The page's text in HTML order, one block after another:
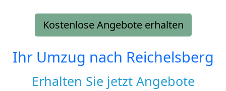
Kostenlose Angebote erhalten
Ihr Umzug nach Reichelsberg
Erhalten Sie jetzt Angebote